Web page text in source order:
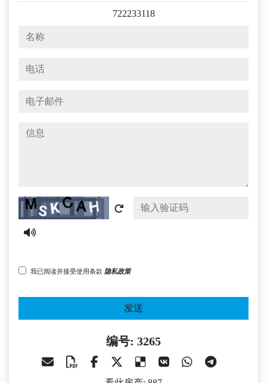
722233118
名称
电话
电子邮件
信息
Captcha
我已阅读并接受使用条款 隐私政策
发送
编号: 3265